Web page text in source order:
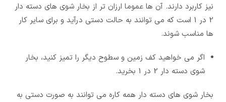
نیز کاربرد دارند. آن ها عموما ارزان تر از بخار شوی های دسته دار
2 در 1 است که می توانند به حالت دستی درآید و برای سایر کار
ها مناسب شوند.
اگر می خواهید کف زمین و سطوح دیگر را تمیز کنید، بخار
شوی دسته دار 2 در 1 بخرید.
بخار شوی های دسته دار همه کاره می توانند به صورت دستی به